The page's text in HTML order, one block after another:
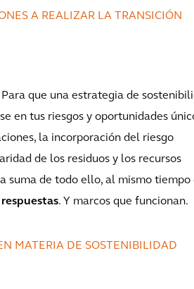
A REALIZAR LA TRANSICIÓN
que una estrategia de
en tus riesgos y oportunidades
la incorporación del riesgo
de los residuos y los recursos
suma de todo ello, al mismo tiempo
. Y marcos que funcionan.
MATERIA DE SOSTENIBILIDAD